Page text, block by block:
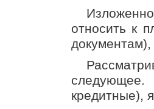
относить к
следующее.
кредитные),